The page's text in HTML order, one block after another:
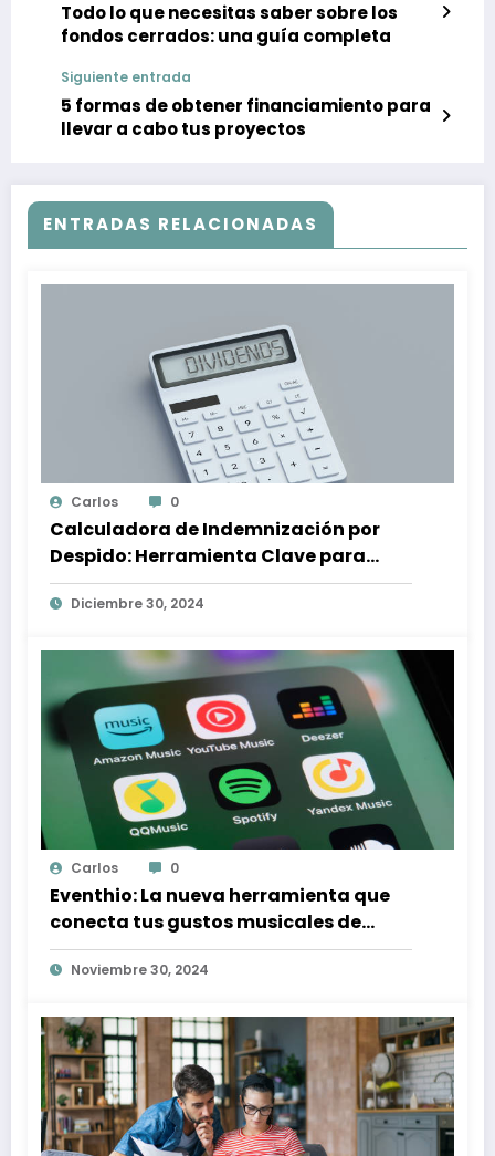
Todo lo que necesitas saber sobre los
fondos cerrados: una guía completa
Siguiente entrada
5 formas de obtener financiamiento para
llevar a cabo tus proyectos
ENTRADAS RELACIONADAS
Carlos 0
Calculadora de Indemnización por
Despido: Herramienta Clave para
Proteger tus Derechos Laborales
Diciembre 30, 2024
Carlos 0
Eventhio: La nueva herramienta que
conecta tus gustos musicales de
Spotify con conciertos en tu zona
Noviembre 30, 2024